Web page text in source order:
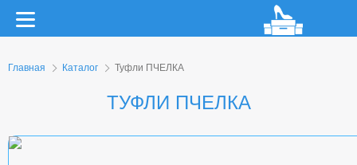
Главная Каталог Туфли ПЧЕЛКА
ТУФЛИ ПЧЕЛКА